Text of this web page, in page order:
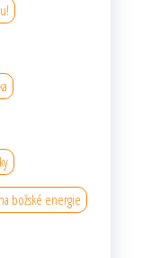
božské energie